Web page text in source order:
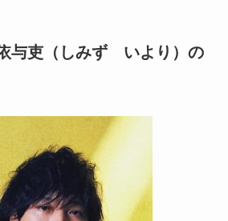
与吏（しみず いより）の